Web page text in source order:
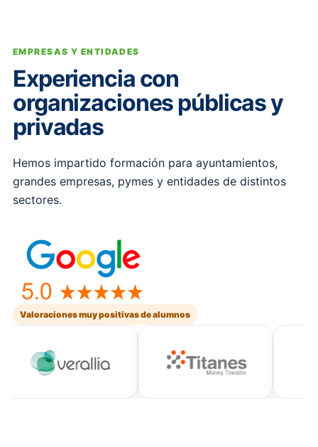
EMPRESAS Y ENTIDADES
Experiencia con
organizaciones públicas y
privadas
Hemos impartido formación para ayuntamientos,
grandes empresas, pymes y entidades de distintos
sectores.
Valoraciones muy positivas de alumnos